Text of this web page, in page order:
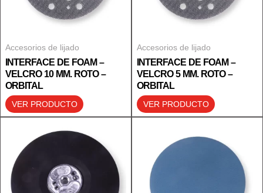
Accesorios de lijado
INTERFACE DE FOAM –
VELCRO 10 MM. ROTO –
ORBITAL
VER PRODUCTO
Accesorios de lijado
INTERFACE DE FOAM –
VELCRO 5 MM. ROTO –
ORBITAL
VER PRODUCTO